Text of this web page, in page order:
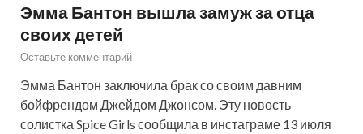
Эмма Бантон вышла замуж за отца
своих детей
Оставьте комментарий
Эмма Бантон заключила брак со своим давним
бойфрендом Джейдом Джонсом. Эту новость
солистка Spice Girls сообщила в инстаграме 13 июля